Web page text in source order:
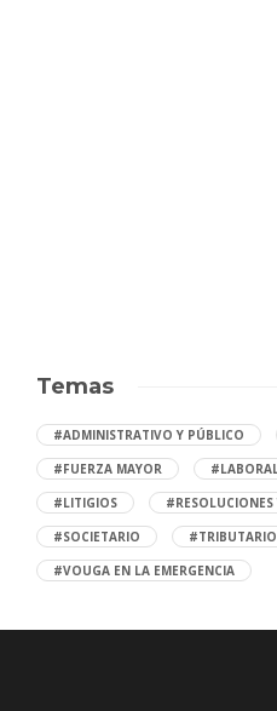
Temas
#ADMINISTRATIVO Y PÚBLICO
#FUERZA MAYOR
#LITIGIOS
#RESOLUCIONES
#SOCIETARIO
#TRIBUTARIO
#VOUGA EN LA EMERGENCIA